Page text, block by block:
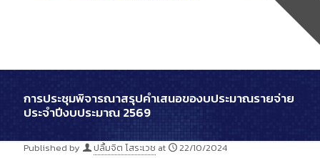
การประชุมพิจารณาสรุปคำเสนอของบประมาณรายจ่าย
ประจำปีงบประมาณ 2569
Published by ปลื้มจิต โสระเวช at 22/10/2024